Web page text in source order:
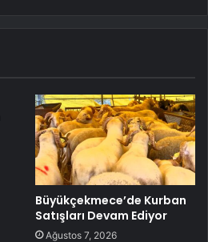
Büyükçekmece’de Kurban
Satışları Devam Ediyor
Ağustos 7, 2026